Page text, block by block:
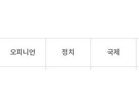
오피니언 정치 국제